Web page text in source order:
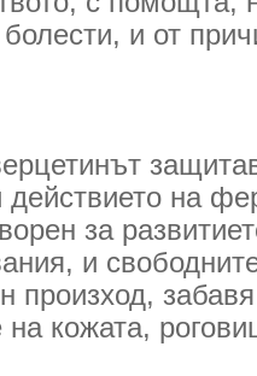
и от
действието на
за
и
произход,
на кожата,